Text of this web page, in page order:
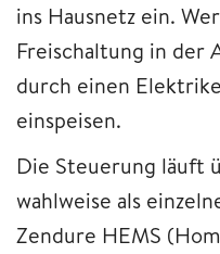
ins Hausnetz ein.
Freischaltung in der
durch einen
einspeisen.
Die Steuerung läuft
wahlweise als
Zendure HEMS